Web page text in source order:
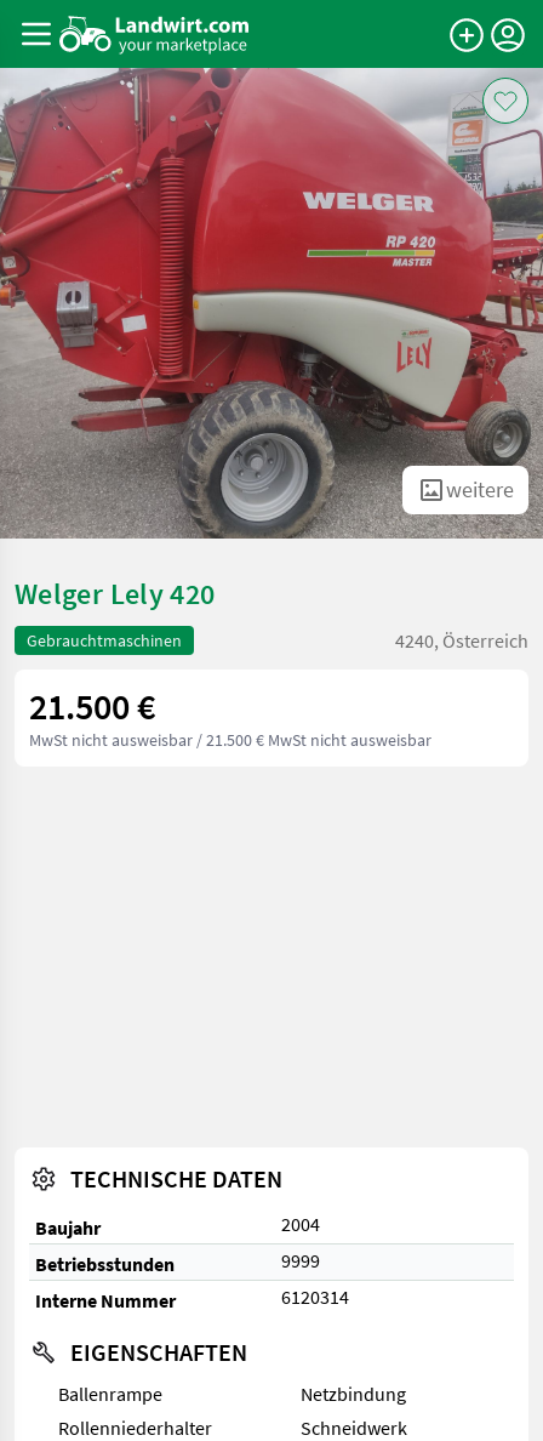
weitere
Welger Lely 420
Gebrauchtmaschinen 4240, Österreich
21.500 €
MwSt nicht ausweisbar / 21.500 € MwSt nicht ausweisbar
TECHNISCHE DATEN
Baujahr
2004
Betriebsstunden
9999
Interne Nummer
6120314
EIGENSCHAFTEN
Ballenrampe
Netzbindung
Rollenniederhalter
Schneidwerk